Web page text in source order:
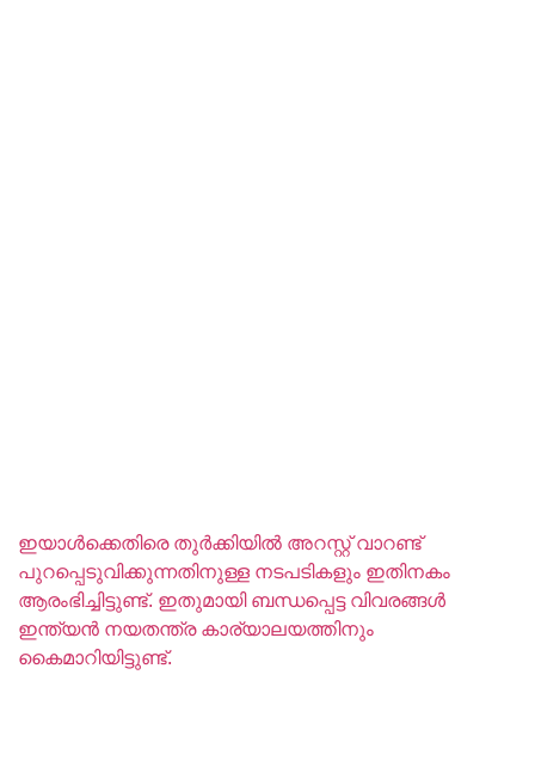
ഇയാൾക്കെതിരെ തുർക്കിയിൽ അറസ്റ്റ്‌ വാറണ്ട്
പുറപ്പെടുവിക്കുന്നതിനുള്ള നടപടികളും ഇതിനകം
ആരംഭിച്ചിട്ടുണ്ട്. ഇതുമായി ബന്ധപ്പെട്ട വിവരങ്ങൾ
ഇന്ത്യൻ നയതന്ത്ര കാര്യാലയത്തിനും
കൈമാറിയിട്ടുണ്ട്.